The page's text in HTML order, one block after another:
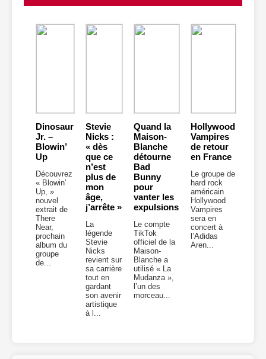
Dinosaur
Jr. –
Blowin’
Up
Découvrez
« Blowin’
Up, »
nouvel
extrait de
There
Near,
prochain
album du
groupe
de...
Stevie
Nicks :
« dès
que ce
n’est
plus de
mon
âge,
j’arrête »
La
légende
Stevie
Nicks
revient sur
sa carrière
tout en
gardant
son avenir
artistique
à l...
Quand la
Maison-
Blanche
détourne
Bad
Bunny
pour
vanter les
expulsions
Le compte
TikTok
officiel de la
Maison-
Blanche a
utilisé « La
Mudanza »,
l’un des
morceau...
Hollywood
Vampires
de retour
en France
Le groupe de
hard rock
américain
Hollywood
Vampires
sera en
concert à
l’Adidas
Aren...